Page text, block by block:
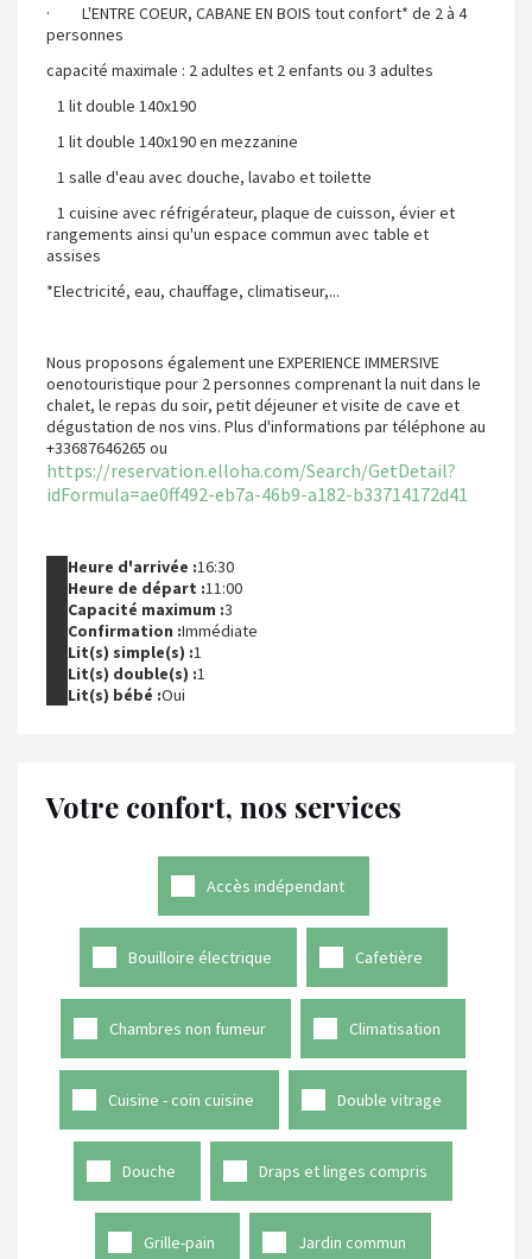
· L'ENTRE COEUR, CABANE EN BOIS tout confort* de 2 à 4
personnes
capacité maximale : 2 adultes et 2 enfants ou 3 adultes
1 lit double 140x190
1 lit double 140x190 en mezzanine
1 salle d'eau avec douche, lavabo et toilette
1 cuisine avec réfrigérateur, plaque de cuisson, évier et
rangements ainsi qu'un espace commun avec table et
assises
*Electricité, eau, chauffage, climatiseur,...
Nous proposons également une EXPERIENCE IMMERSIVE
oenotouristique pour 2 personnes comprenant la nuit dans le
chalet, le repas du soir, petit déjeuner et visite de cave et
dégustation de nos vins. Plus d'informations par téléphone au
+33687646265 ou
https://reservation.elloha.com/Search/GetDetail?
idFormula=ae0ff492-eb7a-46b9-a182-b33714172d41
Heure d'arrivée :16:30
Heure de départ :11:00
Capacité maximum :3
Confirmation :Immédiate
Lit(s) simple(s) :1
Lit(s) double(s) :1
Lit(s) bébé :Oui
Votre confort, nos services
Accès indépendant
Bouilloire électrique Cafetière
Chambres non fumeur Climatisation
Cuisine - coin cuisine Double vitrage
Douche Draps et linges compris
Grille-pain Jardin commun